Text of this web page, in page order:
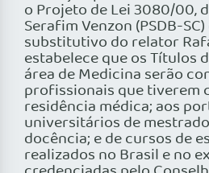
o Projeto de Lei 3080/00,
Serafim Venzon (PSDB-
substitutivo do relator
estabelece que os Títulos
área de Medicina serão
profissionais que tiverem
residência médica; aos
universitários de
docência; e de cursos de
realizados no Brasil e no